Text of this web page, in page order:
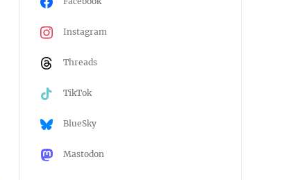
Instagram
Threads
TikTok
BlueSky
Mastodon